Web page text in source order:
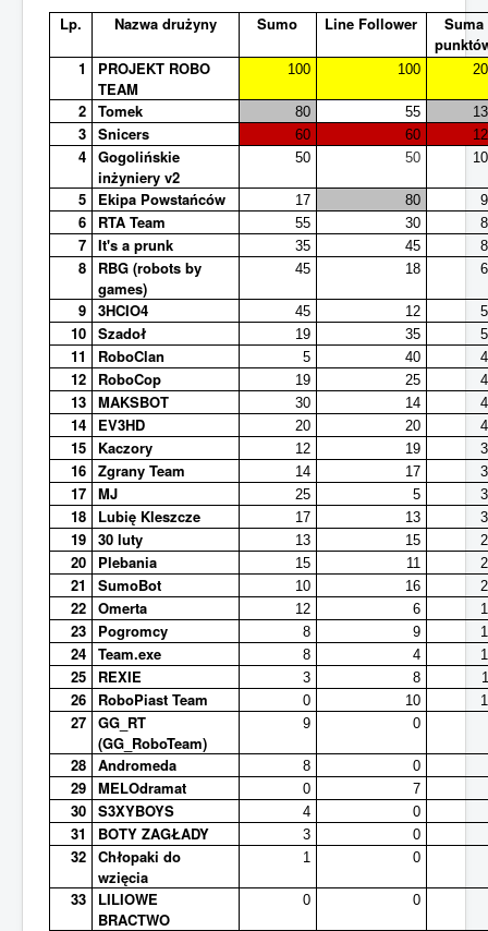
Lp. Nazwa drużyny Sumo Line Follower
Suma
1
PROJEKT ROBO
TEAM
100 100
2 Tomek 80 55
3 Snicers 60 60
4 Gogolińskie
inżyniery v2
50 50
5 Ekipa Powstańców 17 80
6 RTA Team 55 30
7 It's a prunk 35 45
8
RBG (robots by
games)
45 18
9 3HCIO4 45 12
10 Szadoł 19 35
11 RoboClan 5 40
12 RoboCop 19 25
13 MAKSBOT 30 14
14 EV3HD 20 20
15 Kaczory 12 19
16 Zgrany Team 14 17
17 MJ 25 5
18 Lubię Kleszcze 17 13
19 30 luty 13 15
20 Plebania 15 11
21 SumoBot 10 16
22 Omerta 12 6
23 Pogromcy 8 9
24 Team.exe 8 4
25 REXIE 3 8
26 RoboPiast Team 0 10
27 GG_RT
(GG_RoboTeam)
9 0
28 Andromeda 8 0
29 MELOdramat 0 7
30 S3XYBOYS 4 0
31 BOTY ZAGŁADY 3 0
32 Chłopaki do
wzięcia
1 0
33
LILIOWE
BRACTWO
0 0